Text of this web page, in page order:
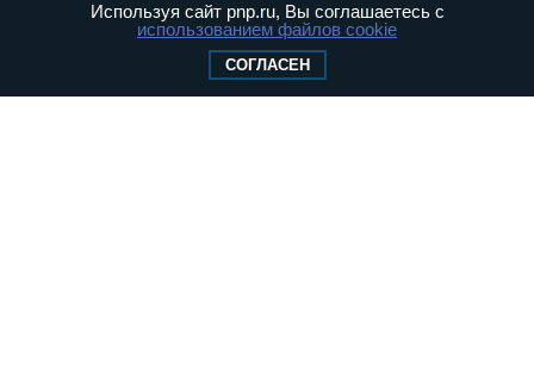
августа 2011 года. 18+
Свидетельство о регистрации Эл № ФС77-
Используя сайт pnp.ru, Вы соглашаетесь с
использованием файлов cookie
СОГЛАСЕН